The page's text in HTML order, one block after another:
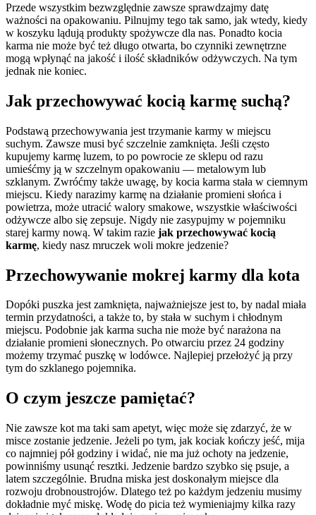
Przede wszystkim bezwzględnie zawsze sprawdzajmy datę
ważności na opakowaniu. Pilnujmy tego tak samo, jak wtedy, kiedy
w koszyku lądują produkty spożywcze dla nas. Ponadto kocia
karma nie może być też długo otwarta, bo czynniki zewnętrzne
mogą wpłynąć na jakość i ilość składników odżywczych. Na tym
jednak nie koniec.
Jak przechowywać kocią karmę suchą?
Podstawą przechowywania jest trzymanie karmy w miejscu
suchym. Zawsze musi być szczelnie zamknięta. Jeśli często
kupujemy karmę luzem, to po powrocie ze sklepu od razu
umieśćmy ją w szczelnym opakowaniu — metalowym lub
szklanym. Zwróćmy także uwagę, by kocia karma stała w ciemnym
miejscu. Kiedy narazimy karmę na działanie promieni słońca i
powietrza, może utracić walory smakowe, wszystkie właściwości
odżywcze albo się zepsuje. Nigdy nie zasypujmy w pojemniku
starej karmy nową. W takim razie jak przechowywać kocią
karmę, kiedy nasz mruczek woli mokre jedzenie?
Przechowywanie mokrej karmy dla kota
Dopóki puszka jest zamknięta, najważniejsze jest to, by nadal miała
termin przydatności, a także to, by stała w suchym i chłodnym
miejscu. Podobnie jak karma sucha nie może być narażona na
działanie promieni słonecznych. Po otwarciu przez 24 godziny
możemy trzymać puszkę w lodówce. Najlepiej przełożyć ją przy
tym do szklanego pojemnika.
O czym jeszcze pamiętać?
Nie zawsze kot ma taki sam apetyt, więc może się zdarzyć, że w
misce zostanie jedzenie. Jeżeli po tym, jak kociak kończy jeść, mija
co najmniej pół godziny i widać, nie ma już ochoty na jedzenie,
powinniśmy usunąć resztki. Jedzenie bardzo szybko się psuje, a
latem szczególnie. Brudna miska jest doskonałym miejsce dla
rozwoju drobnoustrojów. Dlatego też po każdym jedzeniu musimy
dokładnie myć miskę. Wodę do picia też wymieniajmy kilka razy